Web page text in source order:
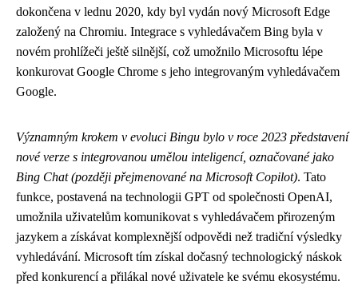
dokončena v lednu 2020, kdy byl vydán nový Microsoft Edge
založený na Chromiu. Integrace s vyhledávačem Bing byla v
novém prohlížeči ještě silnější, což umožnilo Microsoftu lépe
konkurovat Google Chrome s jeho integrovaným vyhledávačem
Google.
Významným krokem v evoluci Bingu bylo v roce 2023 představení
nové verze s integrovanou umělou inteligencí, označované jako
Bing Chat (později přejmenované na Microsoft Copilot). Tato
funkce, postavená na technologii GPT od společnosti OpenAI,
umožnila uživatelům komunikovat s vyhledávačem přirozeným
jazykem a získávat komplexnější odpovědi než tradiční výsledky
vyhledávání. Microsoft tím získal dočasný technologický náskok
před konkurencí a přilákal nové uživatele ke svému ekosystému.